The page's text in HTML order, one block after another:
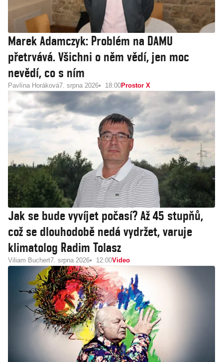
Marek Adamczyk: Problém na DAMU
přetrvává. Všichni o něm vědí, jen moc
nevědí, co s ním
Pavlína Horáková7. srpna 2026 18:00Prostor X
Jak se bude vyvíjet počasí? Až 45 stupňů,
což se dlouhodobě nedá vydržet, varuje
klimatolog Radim Tolasz
Viliam Buchert7. srpna 2026 12:00Video